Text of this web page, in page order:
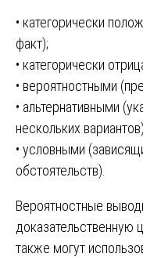
• категорически
факт);
• категорически
• вероятностными
• альтернативными
нескольких
• условными
обстоятельств).
Вероятностные
доказательственную
также могут